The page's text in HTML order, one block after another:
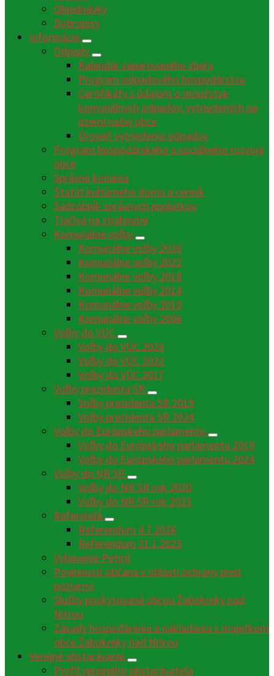
Objednávky
Dobropisy
Informácie
Odpady
Kalendár separovaného zberu
Program odpadového hospodárstva
Certifikáty s údajom o množstve
komunálnych odpadov, vytriedených na
území našej obce
Úroveň vytriedenia odpadov
Program hospodárskeho a sociálneho rozvoja
obce
Správne konania
Štatút kultúrneho domu a cenník
Sadzobník správnych poplatkov
Tlačivá na stiahnutie
Komunálne voľby
Komunálne voľby 2026
Komunálne voľby 2022
Komunálne voľby 2018
Komunálne voľby 2014
Komunálne voľby 2010
Komunálne voľby 2006
Voľby do VÚC
Voľby do VÚC 2026
Voľby do VÚC 2022
Voľby do VÚC 2017
Voľby prezidenta SR
Voľby prezidenta SR 2019
Voľby prezidenta SR 2024
Voľby do Európskeho parlamentu
Voľby do Európskeho parlamentu 2019
Voľby do Európskeho parlamentu 2024
Voľby do NR SR
Voľby do NR SR rok 2020
Voľby do NR SR rok 2023
Referendá
Referendum 4.7.2026
Referendum 21.1.2023
Vybavenie Petícií
Povinnosti občana v oblasti ochrany pred
poziarmi
Služby poskytované obcou Žabokreky nad
Nitrou
Zásady hospodárenia a nakladania s majetkom
obce Žabokreky nad Nitrou
Verejné obstarávanie
Profil verejného obstarávateľa